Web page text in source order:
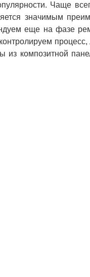
Чаще
значимым
еще на фазе
из композитной